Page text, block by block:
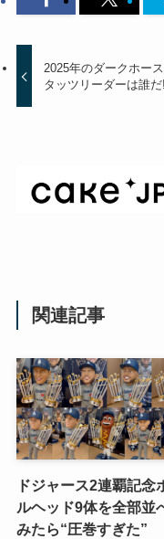
2025年のダークホー
タッツリーダーは誰
関連記事
ドジャース2連覇記念
ルヘッド9体を全部並
みたら“圧巻すぎた”